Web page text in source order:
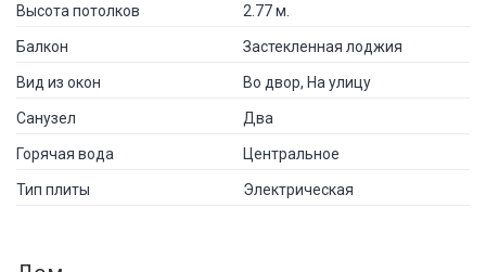
Высота потолков 2.77 м.
Балкон Застекленная лоджия
Вид из окон Во двор, На улицу
Санузел Два
Горячая вода Центральное
Тип плиты Электрическая